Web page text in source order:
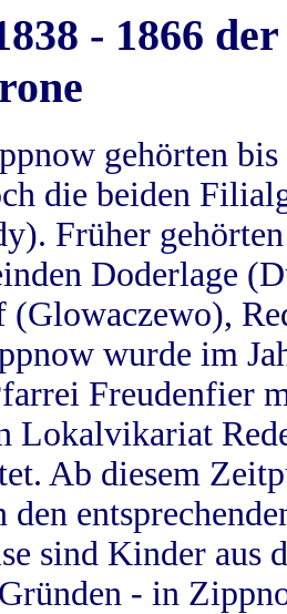
- 1866
gehörten
die beiden
Früher
Doderlage
wurde im
Freudenfier
Lokalvikariat
Ab diesem
den
sind Kinder aus
- in